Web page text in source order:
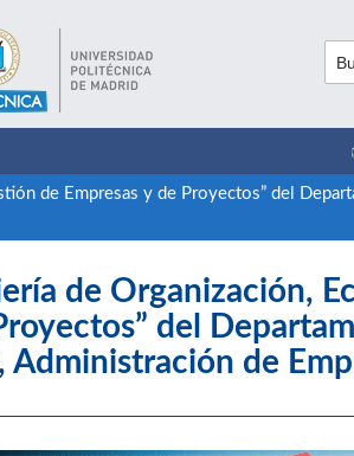
de Empresas y de Proyectos” del
de Organización,
del
Administración de